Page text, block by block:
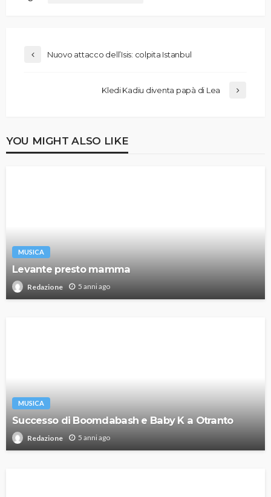
Nuovo attacco dell’Isis: colpita Istanbul
Kledi Kadiu diventa papà di Lea
YOU MIGHT ALSO LIKE
MUSICA
Levante presto mamma
Redazione 5 anni ago
MUSICA
Successo di Boomdabash e Baby K a Otranto
Redazione 5 anni ago